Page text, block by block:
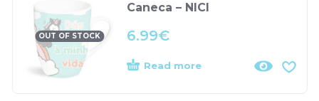
OUT OF STOCK
Caneca – NICI
6.99€
Read more